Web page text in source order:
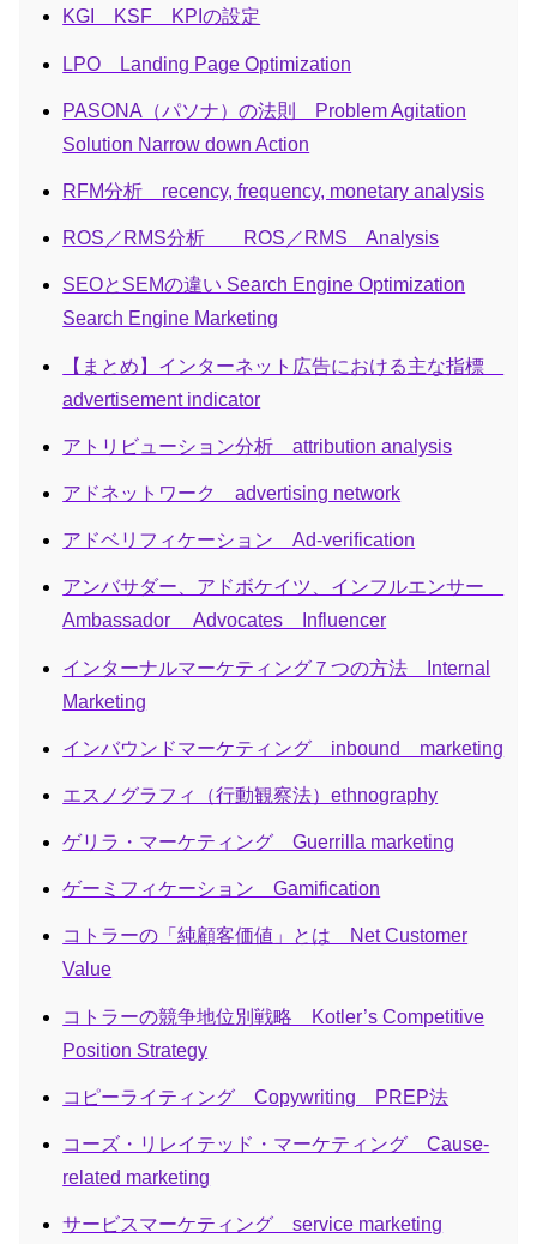
KGI KSF KPIの設定
LPO Landing Page Optimization
PASONA（パソナ）の法則 Problem Agitation
Solution Narrow down Action
RFM分析 recency, frequency, monetary analysis
ROS／RMS分析 ROS／RMS Analysis
SEOとSEMの違い Search Engine Optimization
Search Engine Marketing
【まとめ】インターネット広告における主な指標
advertisement indicator
アトリビューション分析 attribution analysis
アドネットワーク advertising network
アドベリフィケーション Ad-verification
アンバサダー、アドボケイツ、インフルエンサー
Ambassador Advocates Influencer
インターナルマーケティング７つの方法 Internal
Marketing
インバウンドマーケティング inbound marketing
エスノグラフィ（行動観察法）ethnography
ゲリラ・マーケティング Guerrilla marketing
ゲーミフィケーション Gamification
コトラーの「純顧客価値」とは Net Customer
Value
コトラーの競争地位別戦略 Kotler’s Competitive
Position Strategy
コピーライティング Copywriting PREP法
コーズ・リレイテッド・マーケティング Cause-
related marketing
サービスマーケティング service marketing